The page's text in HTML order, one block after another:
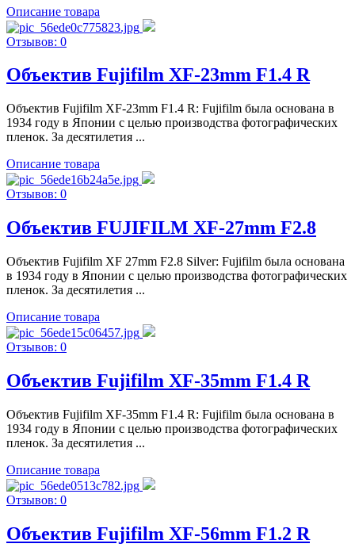
Описание товара
Отзывов: 0
Объектив Fujifilm XF-23mm F1.4 R
Объектив Fujifilm XF-23mm F1.4 R: Fujifilm была основана в
1934 году в Японии с целью производства фотографических
пленок. За десятилетия ...
Описание товара
Отзывов: 0
Объектив FUJIFILM XF-27mm F2.8
Объектив Fujifilm XF 27mm F2.8 Silver: Fujifilm была основана
в 1934 году в Японии с целью производства фотографических
пленок. За десятилетия ...
Описание товара
Отзывов: 0
Объектив Fujifilm XF-35mm F1.4 R
Объектив Fujifilm XF-35mm F1.4 R: Fujifilm была основана в
1934 году в Японии с целью производства фотографических
пленок. За десятилетия ...
Описание товара
Отзывов: 0
Объектив Fujifilm XF-56mm F1.2 R